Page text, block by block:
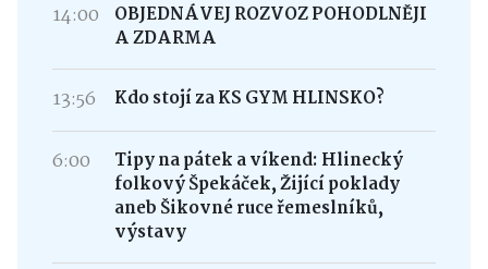
14:00
OBJEDNÁVEJ ROZVOZ POHODLNĚJI
A ZDARMA
13:56 Kdo stojí za KS GYM HLINSKO?
6:00
Tipy na pátek a víkend: Hlinecký
folkový Špekáček, Žijící poklady
aneb Šikovné ruce řemeslníků,
výstavy